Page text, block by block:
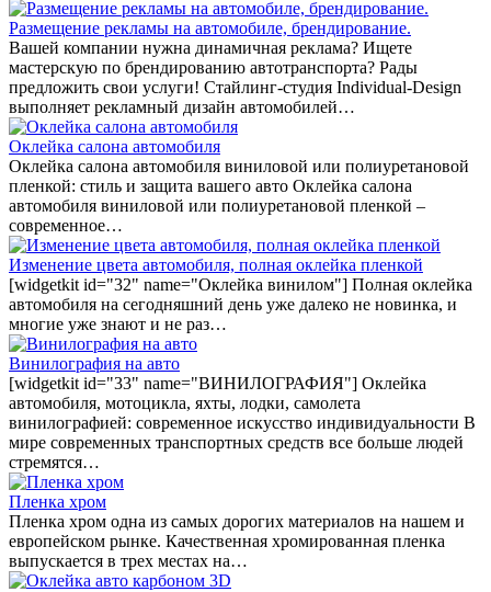
Размещение рекламы на автомобиле, брендирование.
Вашей компании нужна динамичная реклама? Ищете
мастерскую по брендированию автотранспорта? Рады
предложить свои услуги! Стайлинг-студия Individual-Design
выполняет рекламный дизайн автомобилей…
Оклейка салона автомобиля
Оклейка салона автомобиля виниловой или полиуретановой
пленкой: стиль и защита вашего авто Оклейка салона
автомобиля виниловой или полиуретановой пленкой –
современное…
Изменение цвета автомобиля, полная оклейка пленкой
[widgetkit id="32" name="Оклейка винилом"] Полная оклейка
автомобиля на сегодняшний день уже далеко не новинка, и
многие уже знают и не раз…
Винилография на авто
[widgetkit id="33" name="ВИНИЛОГРАФИЯ"] Оклейка
автомобиля, мотоцикла, яхты, лодки, самолета
винилографией: современное искусство индивидуальности В
мире современных транспортных средств все больше людей
стремятся…
Пленка хром
Пленка хром одна из самых дорогих материалов на нашем и
европейском рынке. Качественная хромированная пленка
выпускается в трех местах на…